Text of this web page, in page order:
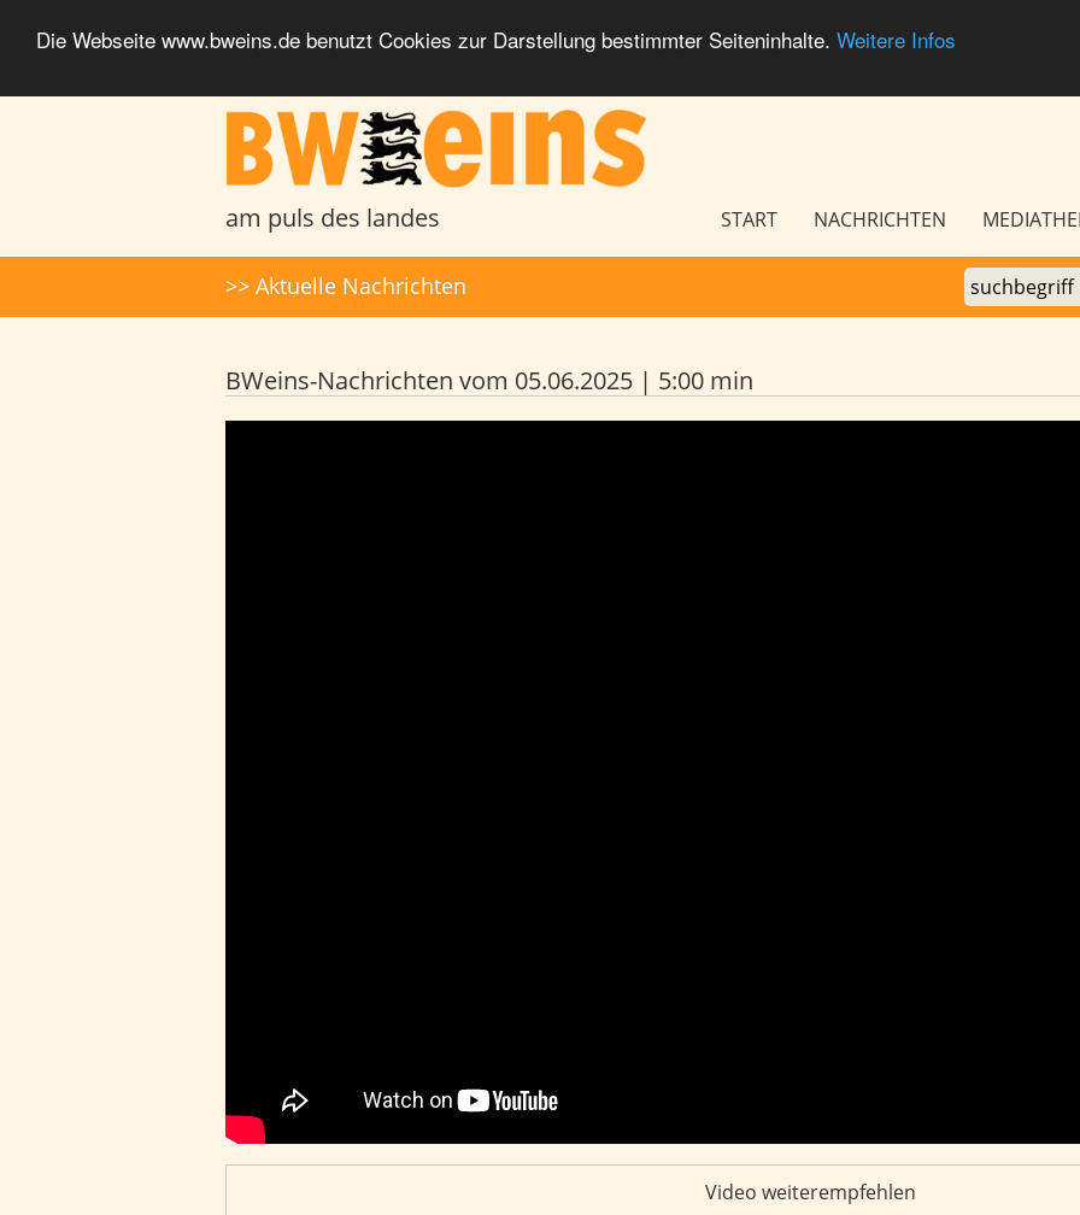
Die Webseite www.bweins.de benutzt Cookies zur Darstellung bestimmter Seiteninhalte. Weitere Infos
BWeins - Am Puls des Landes
am puls des landes Seitennavigation
START NACHRICHTEN
>> Aktuelle Nachrichten
BWeins-Nachrichten vom 05.06.2025 | 5:00 min
Video weiterempfehlen